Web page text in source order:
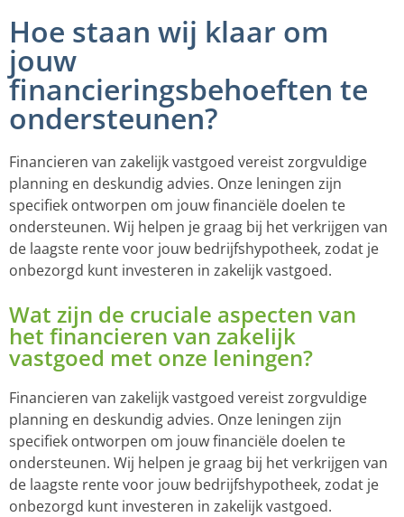
Hoe staan wij klaar om
jouw
financieringsbehoeften te
ondersteunen?
Financieren van zakelijk vastgoed vereist zorgvuldige
planning en deskundig advies. Onze leningen zijn
specifiek ontworpen om jouw financiële doelen te
ondersteunen. Wij helpen je graag bij het verkrijgen van
de laagste rente voor jouw bedrijfshypotheek, zodat je
onbezorgd kunt investeren in zakelijk vastgoed.
Wat zijn de cruciale aspecten van
het financieren van zakelijk
vastgoed met onze leningen?
Financieren van zakelijk vastgoed vereist zorgvuldige
planning en deskundig advies. Onze leningen zijn
specifiek ontworpen om jouw financiële doelen te
ondersteunen. Wij helpen je graag bij het verkrijgen van
de laagste rente voor jouw bedrijfshypotheek, zodat je
onbezorgd kunt investeren in zakelijk vastgoed.